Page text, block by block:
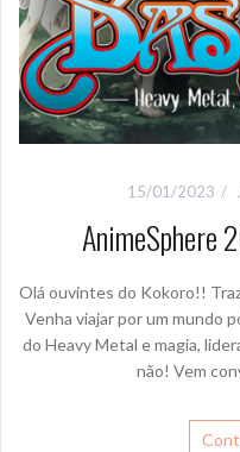
15/01/2023
AnimeSphere
Olá ouvintes do Kokoro!!
Venha viajar por um mundo
do Heavy Metal e magia,
não! Vem